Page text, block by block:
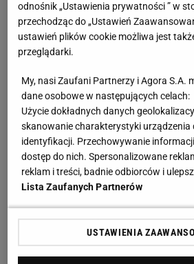
zaskoczyć Jorge'a Jesusa.
z Lechem bardzo odważnie, bo
było jak linia obrony
odnośnik „Ustawienia prywatności ” w
przechodząc do „Ustawień
ustawień plików cookie możliwa jest
przeglądarki.
My, nasi Zaufani Partnerzy i Agora S.A.
dane osobowe w następujących celach:
Użycie dokładnych danych
skanowanie charakterystyki urządzenia
identyfikacji. Przechowywanie
dostęp do nich. Spersonalizowane
reklam i treści, badnie odbiorców i
Lista Zaufanych Partnerów
USTAWIENIA